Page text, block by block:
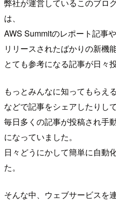
弊社が運営しているこのブロ
は、
AWS Summitのレポート記事
リリースされたばかりの新機
とても参考になる記事が日々
もっとみんなに知ってもらえ
などで記事をシェアしたりし
毎日多くの記事が投稿され手
になっていました。
日々どうにかして簡単に自動
た。
そんな中、ウェブサービスを